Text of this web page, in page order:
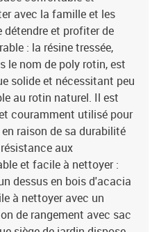
x 62 x 69 cm (l x P x H)Dimension
du siège à partir du sol : 37
du sol : 55 cmTable :Couleur :
enduit de poudre, bois d'acacia
: 55 x 55 x 37 cm (L x l x
Matériau de la couverture : tissu
du coussin de siège :
du coussin de dossier : fibre de
siège : 55 x 55 x 3 cm (l x P x
: 55 x 45 x 13 cm (L x l x é)La
avec fonction de rangement et
incluant une fonction de
à l'eau2 x canapé d'accoudoir
résistant à l'eau1 x table de
coussin de siège
avec la famille et les
et profiter de
: la résine tressée,
le nom de poly rotin, est
solide et nécessitant peu
au rotin naturel. Il est
couramment utilisé pour
raison de sa durabilité
aux
et facile à nettoyer :
dessus en bois d'acacia
à nettoyer avec un
de rangement avec sac